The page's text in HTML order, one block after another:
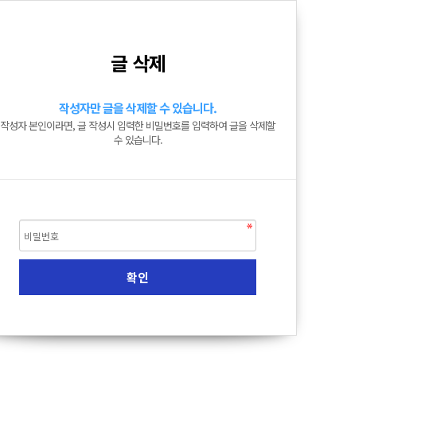
글 삭제
작성자만 글을 삭제할 수 있습니다.
작성자 본인이라면, 글 작성시 입력한 비밀번호를 입력하여 글을 삭제할
수 있습니다.